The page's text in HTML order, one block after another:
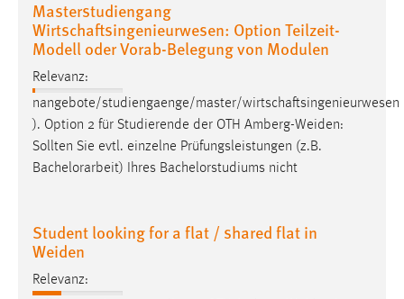
Masterstudiengang
Wirtschaftsingenieurwesen: Option Teilzeit-
Modell oder Vorab-Belegung von Modulen
Relevanz:
nangebote/studiengaenge/master/wirtschaftsingenieurwesen
). Option 2 für Studierende der OTH Amberg-Weiden:
Sollten Sie evtl. einzelne Prüfungsleistungen (z.B.
Bachelorarbeit) Ihres Bachelorstudiums nicht
Student looking for a flat / shared flat in
Weiden
Relevanz:
Cookie Laufzeit:
3 Monate
EXTERNE MEDIEN
Um Inhalte von Videoplattformen und Social Media
Plattformen anzeigen zu können, werden von diesen
YouTube